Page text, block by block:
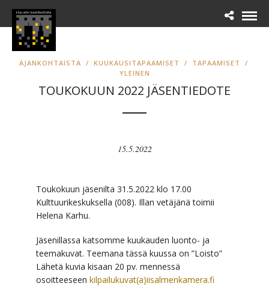
AJANKOHTAISTA / KUUKAUSITAPAAMISET / TAPAAMISET /
YLEINEN
TOUKOKUUN 2022 JÄSENTIEDOTE
15.5.2022
Toukokuun jäsenilta 31.5.2022 klo 17.00
Kulttuurikeskuksella (008). Illan vetäjänä toimii
Helena Karhu.
Jäsenillassa katsomme kuukauden luonto- ja
teemakuvat. Teemana tässä kuussa on ”Loisto”
Lähetä kuvia kisaan 20 pv. mennessä
osoitteeseen kilpailukuvat(a)iisalmenkamera.fi